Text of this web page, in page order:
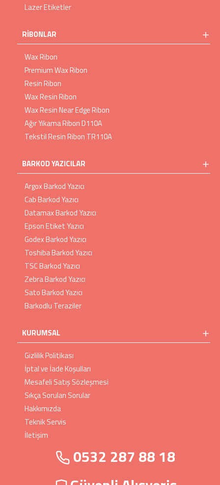
Lazer Etiketler
RIBONLAR
Wax Ribon
Premium Wax Ribon
Resin Ribon
Wax Resin Ribon
Wax Resin Near Edge Ribon
Ağır Yıkama Ribon D110A
Tekstil Resin Ribon TR110A
BARKOD YAZICILAR
Argox Barkod Yazıcı
Cab Barkod Yazıcı
Datamax Barkod Yazıcı
Epson Etiket Yazıcı
Godex Barkod Yazıcı
Toshiba Barkod Yazıcı
TSC Barkod Yazıcı
Zebra Barkod Yazıcı
Sato Barkod Yazıcı
Barkodlu Teraziler
KURUMSAL
Gizlilik Politikası
İptal ve İade Koşulları
Mesafeli Satış Sözleşmesi
Sıkça Sorulan Sorular
Hakkımızda
Teknik Servis
İletişim
0532 287 88 18